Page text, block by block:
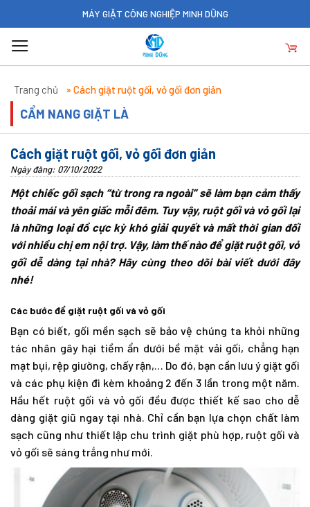
to
content
MÁY GIẶT CÔNG NGHIỆP MINH DŨNG
Trang chủ » Cách giặt ruột gối, vỏ gối đơn giản
CẨM NANG GIẶT LÀ
Cách giặt ruột gối, vỏ gối đơn giản
Ngày đăng: 07/10/2022
Một chiếc gối sạch “từ trong ra ngoài” sẽ làm bạn cảm thấy
thoải mái và yên giấc mỗi đêm. Tuy vậy, ruột gối và vỏ gối lại
là những loại đồ cực kỳ khó giải quyết và mất thời gian đối
với nhiều chị em nội trợ. Vậy, làm thế nào để giặt ruột gối, vỏ
gối dễ dàng tại nhà? Hãy cùng theo dõi bài viết dưới đây
nhé!
Các bước để giặt ruột gối và vỏ gối
Bạn có biết, gối mền sạch sẽ bảo vệ chúng ta khỏi những
tác nhân gây hại tiềm ẩn dưới bề mặt vải gối, chẳng hạn
mạt bụi, rệp giường, chấy rận,… Do đó, bạn cần lưu ý giặt gối
và các phụ kiện đi kèm khoảng 2 đến 3 lần trong một năm.
Hầu hết ruột gối và vỏ gối đều được thiết kế sao cho dễ
dàng giặt giũ ngay tại nhà. Chỉ cần bạn lựa chọn chất làm
sạch cũng như thiết lập chu trình giặt phù hợp, ruột gối và
vỏ gối sẽ sáng trắng như mới.